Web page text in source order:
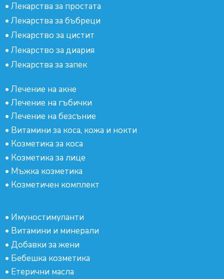
• Лекарства за простата
• Лекарства за бъбреци
• Лекарство за цистит
• Лекарство за диария
• Лекарства за запек
• Лечение на акне
• Лечение на гъбички
• Лечение на безсъние
• Витамини за коса, кожа и нокти
• Козметика за коса
• Козметика за лице
• Мъжка козметика
• Козметичен комплект
• Имуностимуланти
• Витамини и минерали
• Добавки за жени
• Бебешка козметика
• Етерични масла